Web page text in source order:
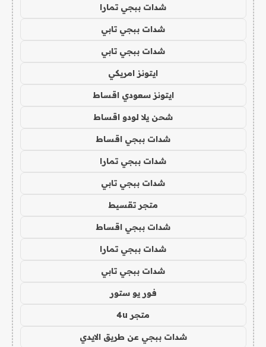
شدات ببجي تمارا
شدات ببجي تابي
شدات ببجي تابي
ايتونز امريكي
ايتونز سعودي اقساط
شحن يلا لودو اقساط
شدات ببجي اقساط
شدات ببجي تمارا
شدات ببجي تابي
متجر تقسيط
شدات ببجي اقساط
شدات ببجي تمارا
شدات ببجي تابي
فور يو ستور
متجر 4u
شدات ببجي عن طريق الايدي